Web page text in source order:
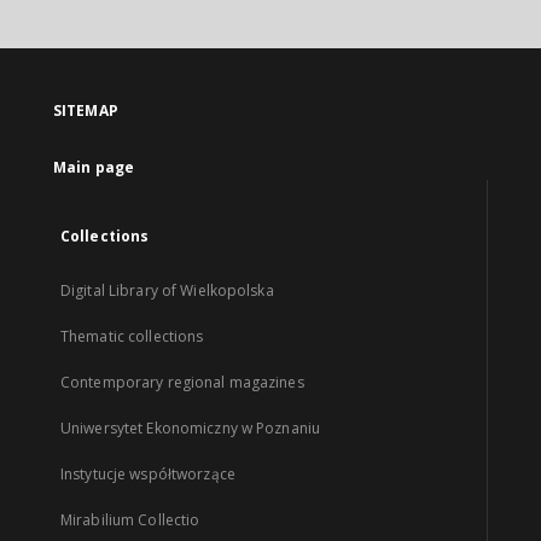
SITEMAP
Main page
Collections
Digital Library of Wielkopolska
Thematic collections
Contemporary regional magazines
Uniwersytet Ekonomiczny w Poznaniu
Instytucje współtworzące
Mirabilium Collectio